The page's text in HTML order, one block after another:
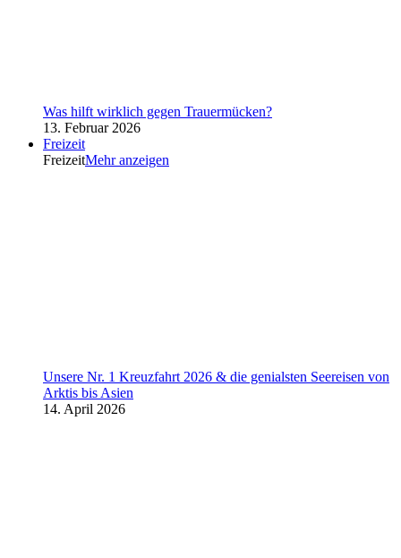
Was hilft wirklich gegen Trauermücken?
13. Februar 2026
Freizeit
FreizeitMehr anzeigen
Unsere Nr. 1 Kreuzfahrt 2026 & die genialsten Seereisen von
Arktis bis Asien
14. April 2026